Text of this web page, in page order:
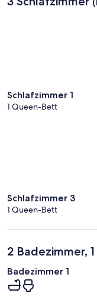
Schlafzimmer 1
1 Queen-Bett
Schlafzimmer 3
1 Queen-Bett
2 Badezimmer,
Badezimmer 1